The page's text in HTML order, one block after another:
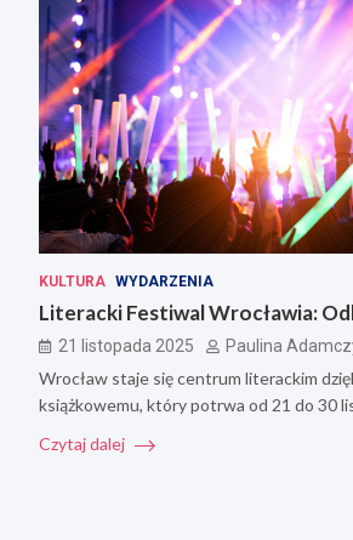
KULTURA WYDARZENIA
Literacki Festiwal Wrocławia:
21 listopada 2025 Paulina
Wrocław staje się centrum literackim
książkowemu, który potrwa od 21 do 30
Czytaj dalej